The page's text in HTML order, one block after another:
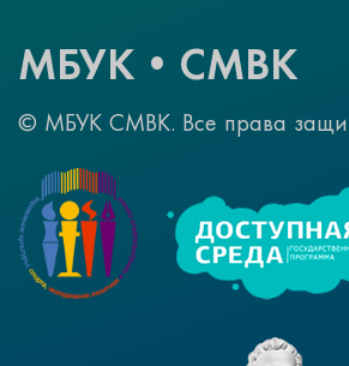
МБУК•СМВК
© МБУК СМВК. Все права